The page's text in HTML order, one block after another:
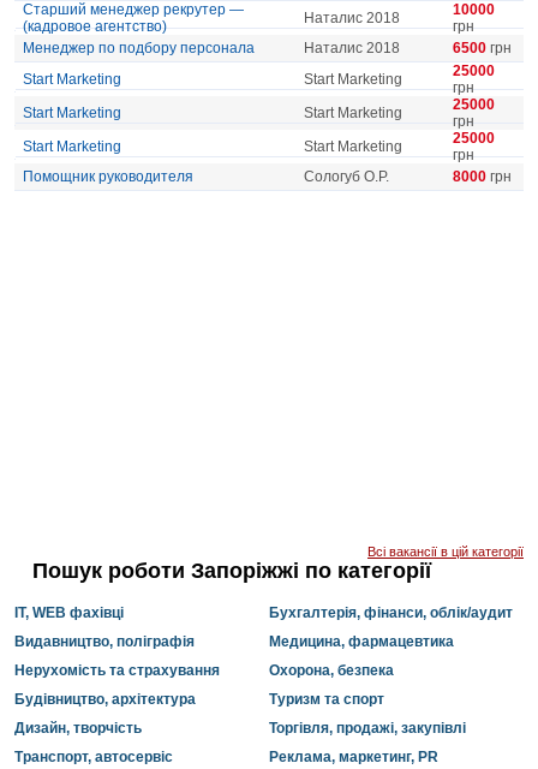
Старший менеджер рекрутер —
(кадровое агентство)
Наталис 2018
10000
грн
Менеджер по подбору персонала
Наталис 2018 6500 грн
Start Marketing
Start Marketing
25000
грн
Start Marketing
Start Marketing
25000
грн
Start Marketing
Start Marketing
25000
грн
Помощник руководителя
Сологуб О.Р. 8000 грн
Всі вакансії в цій категорії
Пошук роботи Запоріжжі по категорії
IT, WEB фахівці
Бухгалтерія, фінанси, облік/аудит
Видавництво, поліграфія
Медицина, фармацевтика
Нерухомість та страхування
Охорона, безпека
Будівництво, архітектура
Туризм та спорт
Дизайн, творчість
Торгівля, продажі, закупівлі
Транспорт, автосервіс
Реклама, маркетинг, PR